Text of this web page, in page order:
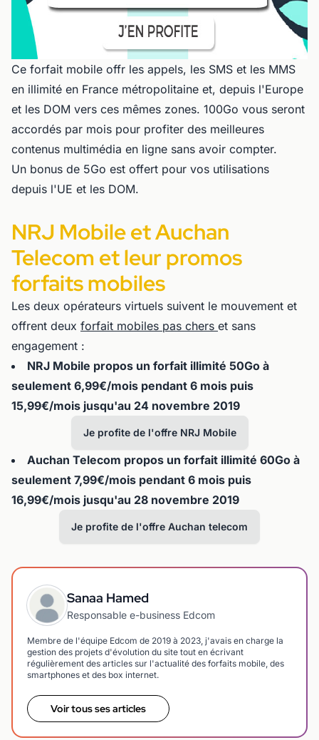
Ce forfait mobile offr les appels, les SMS et les MMS
en illimité en France métropolitaine et, depuis l'Europe
et les DOM vers ces mêmes zones. 100Go vous seront
accordés par mois pour profiter des meilleures
contenus multimédia en ligne sans avoir compter.
Un bonus de 5Go est offert pour vos utilisations
depuis l'UE et les DOM.
NRJ Mobile et Auchan
Telecom et leur promos
forfaits mobiles
Les deux opérateurs virtuels suivent le mouvement et
offrent deux forfait mobiles pas chers et sans
engagement :
NRJ Mobile propos un forfait illimité 50Go à
seulement 6,99€/mois pendant 6 mois puis
15,99€/mois jusqu'au 24 novembre 2019
Je profite de l'offre NRJ Mobile
Auchan Telecom propos un forfait illimité 60Go à
seulement 7,99€/mois pendant 6 mois puis
16,99€/mois jusqu'au 28 novembre 2019
Je profite de l'offre Auchan telecom
Sanaa Hamed
Responsable e-business Edcom
Membre de l'équipe Edcom de 2019 à 2023, j'avais en charge la
gestion des projets d'évolution du site tout en écrivant
régulièrement des articles sur l'actualité des forfaits mobile, des
smartphones et des box internet.
Voir tous ses articles